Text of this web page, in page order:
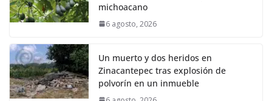
michoacano
6 agosto, 2026
Un muerto y dos heridos en
Zinacantepec tras explosión de
polvorín en un inmueble